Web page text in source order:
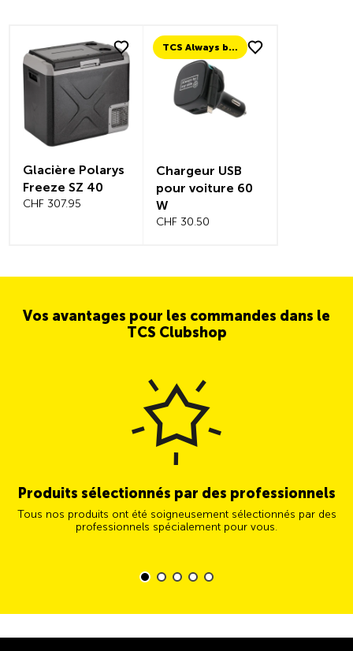
Glacière Polarys
Freeze SZ 40
CHF 307.95
TCS Always by my side
Chargeur USB
pour voiture 60
W
CHF 30.50
Vos avantages pour les commandes dans le
TCS Clubshop
Produits sélectionnés par des professionnels
Tous nos produits ont été soigneusement sélectionnés par des
professionnels spécialement pour vous.